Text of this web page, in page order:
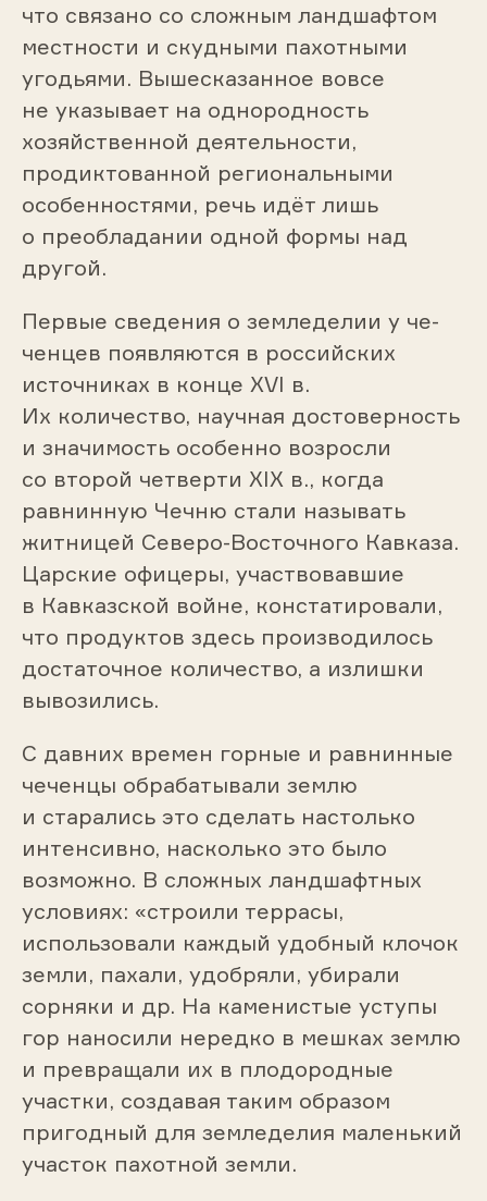
что связано со сложным ландшафтом
местности и скудными пахотными
угодьями. Вышесказанное вовсе
не указывает на однородность
хозяйственной деятельности,
продиктованной региональными
особенностями, речь идёт лишь
о преобладании одной формы над
другой.
Первые сведения о земледелии у че­
ченцев появляются в российских
источниках в конце XVI в.
Их количество, научная достоверность
и значимость особенно возросли
со второй четверти XIX в., когда
равнинную Чечню стали называть
житницей Северо-Восточного Кавказа.
Царские офицеры, участвовавшие
в Кавказ­ской войне, констатировали,
что продуктов здесь производилось
достаточ­ное количество, а излишки
вывозились.
С давних времен горные и равнинные
чеченцы обрабатывали землю
и старались это сделать настолько
интенсивно, насколько это было
возможно. В сложных ландшафтных
условиях: «строили террасы,
использовали каждый удобный клочок
земли, пахали, удобряли, убирали
сорняки и др. На каменистые уступы
гор наносили нередко в мешках землю
и превращали их в плодородные
участки, создавая таким образом
пригодный для земледелия маленький
участок пахотной земли.